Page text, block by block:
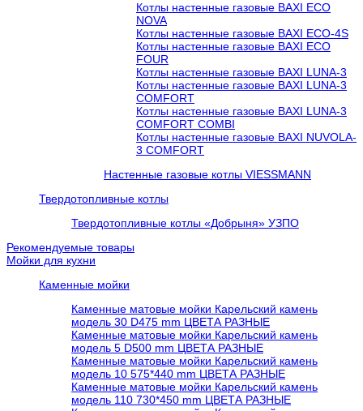
Котлы настенные газовые BAXI ECO
NOVA
Котлы настенные газовые BAXI ECO-4S
Котлы настенные газовые BAXI ECO
FOUR
Котлы настенные газовые BAXI LUNA-3
Котлы настенные газовые BAXI LUNA-3
COMFORT
Котлы настенные газовые BAXI LUNA-3
COMFORT COMBI
Котлы настенные газовые BAXI NUVOLA-
3 COMFORT
Настенные газовые котлы VIESSMANN
Твердотопливные котлы
Твердотопливные котлы «Добрыня» УЗПО
Рекомендуемые товары
Мойки для кухни
Каменные мойки
Каменные матовые мойки Карельский камень
модель 30 D475 mm ЦВЕТА РАЗНЫЕ
Каменные матовые мойки Карельский камень
модель 5 D500 mm ЦВЕТА РАЗНЫЕ
Каменные матовые мойки Карельский камень
модель 10 575*440 mm ЦВЕТА РАЗНЫЕ
Каменные матовые мойки Карельский камень
модель 110 730*450 mm ЦВЕТА РАЗНЫЕ